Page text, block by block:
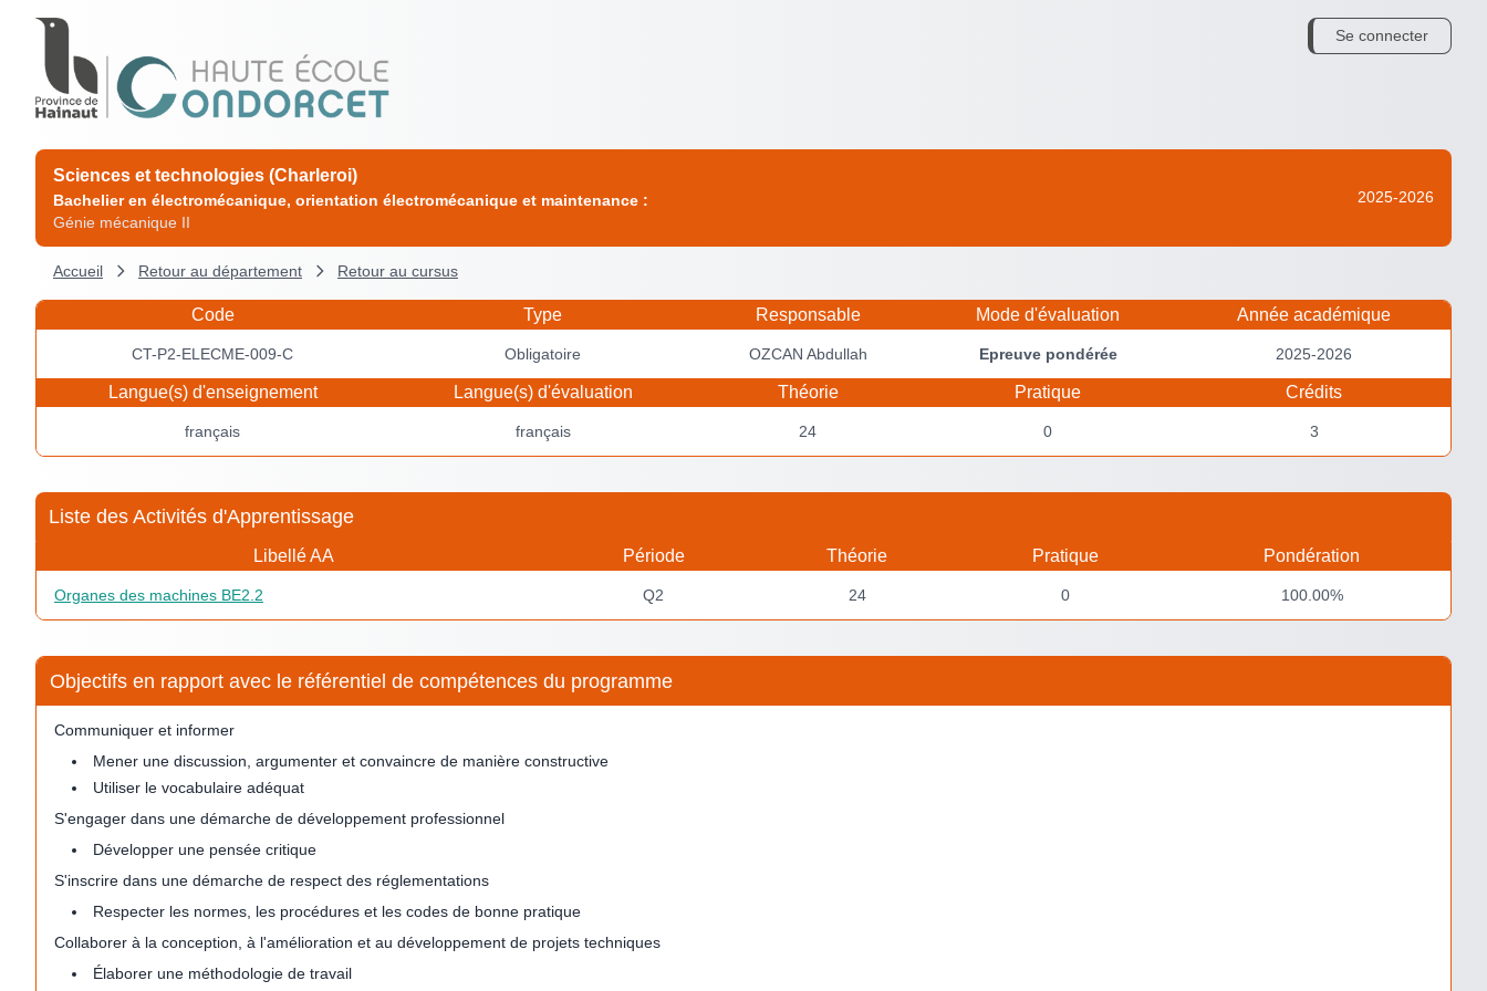
Se connecter
Sciences et technologies (Charleroi)
Bachelier en électromécanique, orientation électromécanique et maintenance :
Génie mécanique II
2025-2026
Accueil Retour au département Retour au cursus
Code Type Responsable Mode d'évaluation Année académique
CT-P2-ELECME-009-C Obligatoire OZCAN Abdullah Epreuve pondérée 2025-2026
Langue(s) d'enseignement Langue(s) d'évaluation Théorie Pratique Crédits
français français 24 0 3
Liste des Activités d'Apprentissage
Libellé AA Période Théorie Pratique Pondération
Organes des machines BE2.2 Q2 24 0 100.00%
Objectifs en rapport avec le référentiel de compétences du programme
Communiquer et informer
Mener une discussion, argumenter et convaincre de manière constructive
Utiliser le vocabulaire adéquat
S'engager dans une démarche de développement professionnel
Développer une pensée critique
S'inscrire dans une démarche de respect des réglementations
Respecter les normes, les procédures et les codes de bonne pratique
Collaborer à la conception, à l'amélioration et au développement de projets techniques
Élaborer une méthodologie de travail